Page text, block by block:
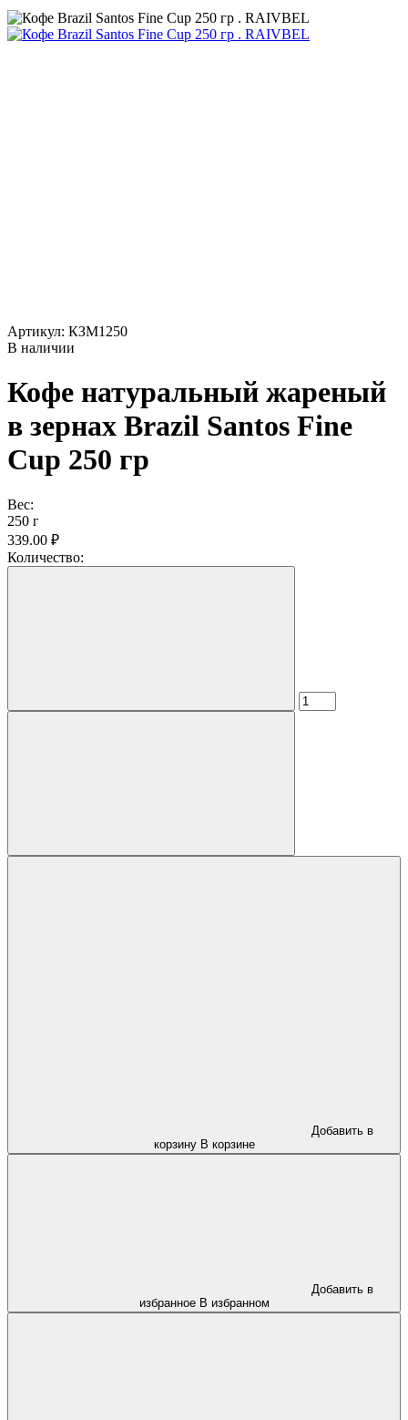
Артикул: КЗM1250
В наличии
Кофе натуральный жареный
в зернах Brazil Santos Fine
Cup 250 гр
Вес:
250 г
339.00 ₽
Количество:
Добавить в
корзину В корзине
Добавить в
избранное В избранном